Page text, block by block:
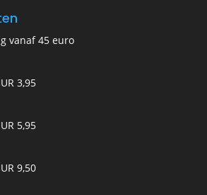
vanaf 45 euro
3,95
5,95
9,50